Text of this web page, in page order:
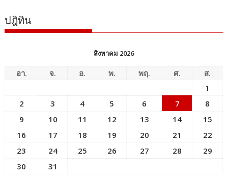
ปฎิทิน
สิงหาคม 2026
อา. จ. อ. พ. พฤ. ศ.
ส.
1
2
3 4 5 6 7
8
9
10 11 12 13 14
15
16
17 18 19 20 21
22
23
24 25 26 27 28
29
30
31